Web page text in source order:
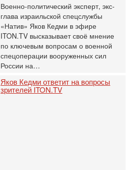
Военно-политический эксперт, экс-
глава израильской спецслужбы
«Натив» Яков Кедми в эфире
ITON.TV высказывает своё мнение
по ключевым вопросам о военной
спецоперации вооруженных сил
России на…
Яков Кедми ответит на вопросы
зрителей ITON.TV